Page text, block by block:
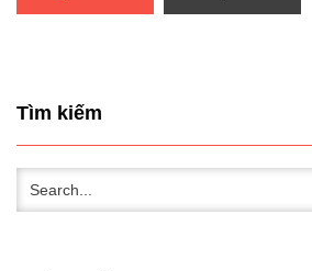
Tìm kiếm